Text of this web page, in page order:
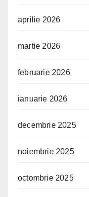
aprilie 2026
martie 2026
februarie 2026
ianuarie 2026
decembrie 2025
noiembrie 2025
octombrie 2025